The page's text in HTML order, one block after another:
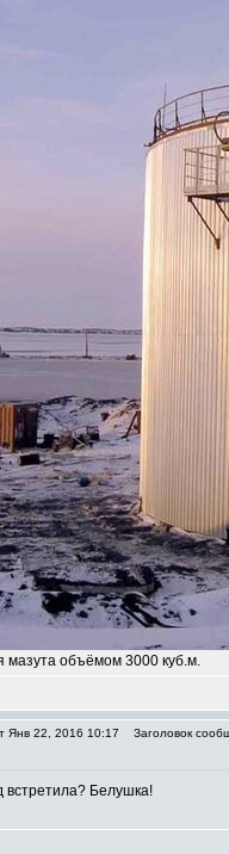
мазута объёмом 3000 куб.м.
Янв 22, 2016 10:17 Заголовок
встретила? Белушка!